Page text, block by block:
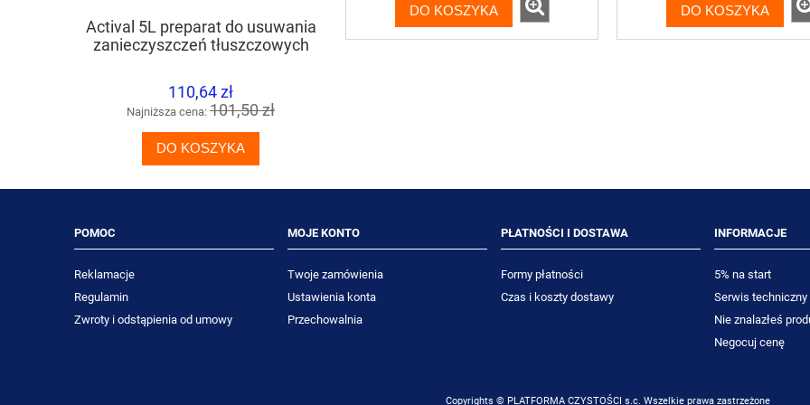
Actival 5L preparat do usuwania
zanieczyszczeń tłuszczowych
110,64 zł
Najniższa cena: 101,50 zł
DO KOSZYKA
DIVERSEY Room Care R7 500ml
mleczko do czyszczenia
TASKI Tapi Shampoo 5L
do prania dywanów
DO KOSZYKA DO KOSZYKA
POMOC
Reklamacje
Regulamin
Zwroty i odstąpienia od umowy
MOJE KONTO
Twoje zamówienia
Ustawienia konta
Przechowalnia
PŁATNOŚCI I DOSTAWA
Formy płatności
Czas i koszty dostawy
INFORMACJE
5% na start
Serwis techniczny
Nie znalazłeś
Negocuj cenę
Copyrights © PLATFORMA CZYSTOŚCI s.c. Wszelkie prawa zastrzeżone